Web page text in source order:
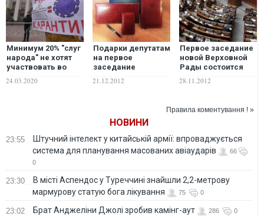
Минимум 20% "слуг
народа" не хотят
участвовать во
заседании
24.03.2020
Подарки депутатам
на первое
заседание
стоили 100 тысяч
21.12.2012
Первое заседание
новой Верховной
Рады состоится
28.11.2012
Правила коментування ! »
НОВИНИ
23:55
Штучний інтелект у китайській армії: впроваджується
система для планування масованих авіаударів
66
0
23:30
В місті Аспендос у Туреччині знайшли 2,2-метрову
мармурову статую бога лікування
75 0
23:02 Брат Анджеліни Джолі зробив камінг-аут 286 0